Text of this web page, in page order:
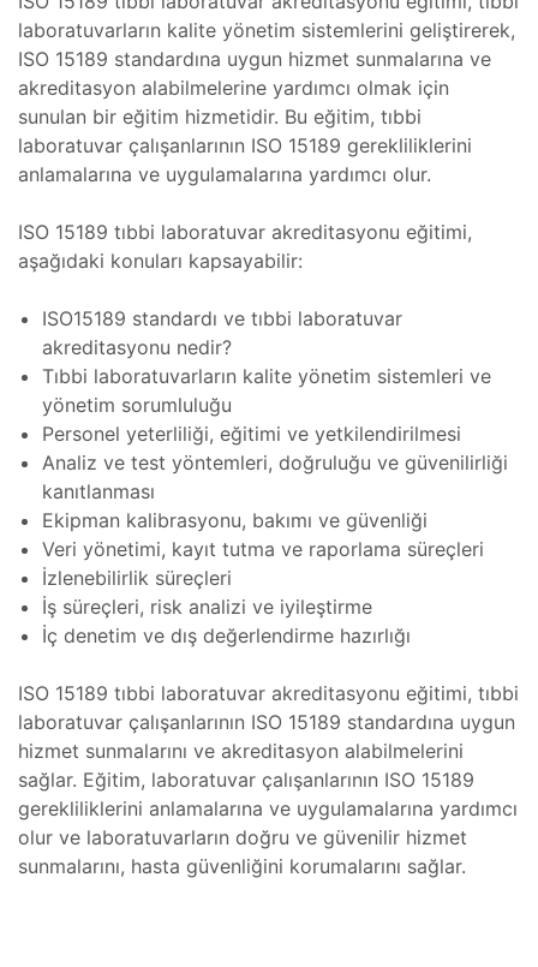
laboratuvarların kalite yönetim sistemlerini geliştirerek,
ISO 15189 standardına uygun hizmet sunmalarına ve
akreditasyon alabilmelerine yardımcı olmak için
sunulan bir eğitim hizmetidir. Bu eğitim, tıbbi
laboratuvar çalışanlarının ISO 15189 gerekliliklerini
anlamalarına ve uygulamalarına yardımcı olur.
ISO 15189 tıbbi laboratuvar akreditasyonu eğitimi,
aşağıdaki konuları kapsayabilir:
ISO15189 standardı ve tıbbi laboratuvar
akreditasyonu nedir?
Tıbbi laboratuvarların kalite yönetim sistemleri ve
yönetim sorumluluğu
Personel yeterliliği, eğitimi ve yetkilendirilmesi
Analiz ve test yöntemleri, doğruluğu ve güvenilirliği
kanıtlanması
Ekipman kalibrasyonu, bakımı ve güvenliği
Veri yönetimi, kayıt tutma ve raporlama süreçleri
İzlenebilirlik süreçleri
İş süreçleri, risk analizi ve iyileştirme
İç denetim ve dış değerlendirme hazırlığı
ISO 15189 tıbbi laboratuvar akreditasyonu eğitimi, tıbbi
laboratuvar çalışanlarının ISO 15189 standardına uygun
hizmet sunmalarını ve akreditasyon alabilmelerini
sağlar. Eğitim, laboratuvar çalışanlarının ISO 15189
gerekliliklerini anlamalarına ve uygulamalarına yardımcı
olur ve laboratuvarların doğru ve güvenilir hizmet
sunmalarını, hasta güvenliğini korumalarını sağlar.